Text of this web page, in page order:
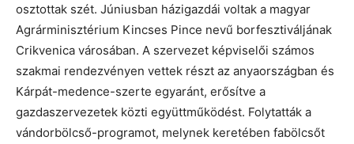
osztottak szét. Júniusban házigazdái voltak a magyar
Agrárminisztérium Kincses Pince nevű borfesztiváljának
Crikvenica városában. A szervezet képviselői számos
szakmai rendezvényen vettek részt az anyaországban és
Kárpát-medence-szerte egyaránt, erősítve a
gazdaszervezetek közti együttműködést. Folytatták a
vándorbölcső-programot, melynek keretében fabölcsőt